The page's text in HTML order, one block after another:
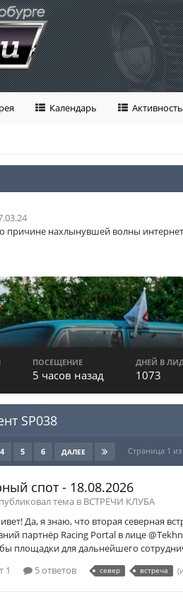
Календарь Активность
причине нахлынувшей волны
ПОСЕЩЕНИЕ
5 часов назад
ДНЕЙ В
1073
SP038
4 5 6 ДАЛЕЕ Страница 1 из
спот - 18.08.2026
тема в ВСТРЕЧИ КЛУБА
Да, я знаю, что вторая северная
партнёр Racing Portal в лице
площадки для дальнейшего
1
5 ответов север встреча